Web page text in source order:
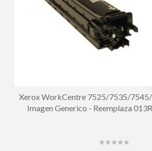
Xerox WorkCentre 7525/7535/
Imagen Generico - Reemplaza